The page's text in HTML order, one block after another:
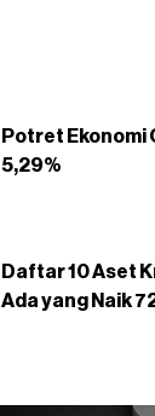
Potret Ekonomi
5,29%
Daftar 10 Aset
Ada yang Naik